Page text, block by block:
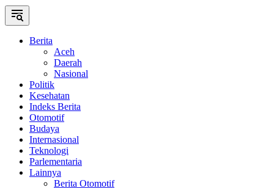
Berita
Aceh
Daerah
Nasional
Politik
Kesehatan
Indeks Berita
Otomotif
Budaya
Internasional
Teknologi
Parlementaria
Lainnya
Berita Otomotif